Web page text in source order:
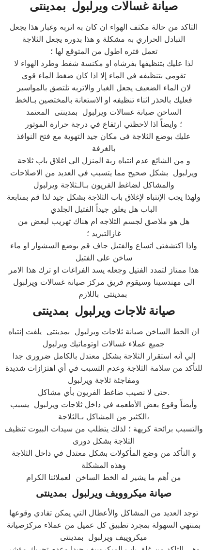
صيانة غسالات ويرلبول بمدينتى
التاكد من حالة مكثف الهواء ان كان به اتربه وغبار هذا يجعل
التبادل الحراري به مشكلة و هذا بدوره يجعل الثلاجة
تعمل فتره اطول من المتوقع لها ؛
لذا عليك بتنظيفها بفرشاه او مكنسة شفط وطرد الهواء لا
تقومي بتنظيفه في الماء إلا اذا كان ضغط الماء قوي
لان الماء الضعيف يجعل الغبار والاتربه تلتصق بالمواسير
فعليك بالحذر اثناء تنظيفه او الاستعانة بالمختصين بـالخط
الساخن صيانة غسالات ويرلبول بمدينتى المعتمد
؛ وايضاً اذا لاحظتي ارتفاع في درجة حرارة الموتور
عليك بوضع الثلاجة فى مكان جيد التهوية مع فتح النوافذ
بالغرفة
و من الشائع عدم انتباه ربة المنزل الى اغلاق باب ثلاجة
ويرلبول بشكل صحيح مما يتسبب في العديد من الاصلاحات
والمشاكل لضاغط الفريون بـالـثلاجة ويرلبول
ولهذا يجب الإنتباه لإغلاق باب الثلاجة بشكل جيد لذا قم بمتابعة
الباب هل يغلق جيداً الفتيل الجلدي
هل هو ملاصق لجسم الثلاجه ام هناك تهريب لبعض من
غازالتبريد ؛
واذا اكتشفتى اتساع والفتيل جاف قم بوضع السشوار او ماء
ساخن على الفتيل
هذا ممتاز لتمدد الفتيل وجعله يسد الفراغات او ترك هذا الامر
الى مهندسينا وسيقوم فريق مركز صيانة غسالات ويرلبول
بمدينتى باللازم
صيانة ثلاجات ويرلبول بمدينتى
ان الخط الساخن صيانة ثلاجات ويرلبول بمدينتى يلفت إنتباه
جميع عملاء غسالات اوتوماتيك ويرلبول
إلي أنه استقرار الثلاجة بشكل معتدل بالكامل ضرورى جدا
للتأكد من سلامة الثلاجة وعدم التسبب في أي اهتزازات شديدة
ومفاجئة ثلاجة ويرلبول
حتى لا نصيب ضاغط الفريون بأي مشاكل.
وأيضاً وقوع بعض الأطعمه في داخل ثلاجات ويرلبول يسبب
الكثير من المشاكل بـالثلاجة،
والتسبب برائحة كريهة ؛ لذلك يتطلب من سيدات البيوت تنظيف
الثلاجة بشكل دورى
و التأكد من وضع المأكولات بشكل معتدل في داخل الثلاجة
وهذه المشكلة
من أهم ما يشير له الخط الساخن لعملائنا الكرام
صيانة ميكروويف ويرلبول بمدينتى
توجد العديد من المشاكل والأعطال التي يمكن تفادي وقوعها
بمنتهي السهولة بمجرد تطبيق كل عميل من عملاء مركزصيانة
ميكروييف ويرلبول بمدينتى